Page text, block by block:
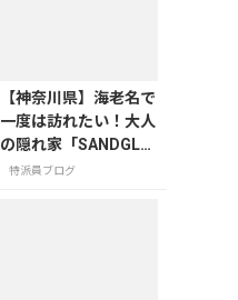
【神奈川県】海老名で
一度は訪れたい！大人
の隠れ家「SANDGLA
SS 熾火」で味わうア
特派員ブログ